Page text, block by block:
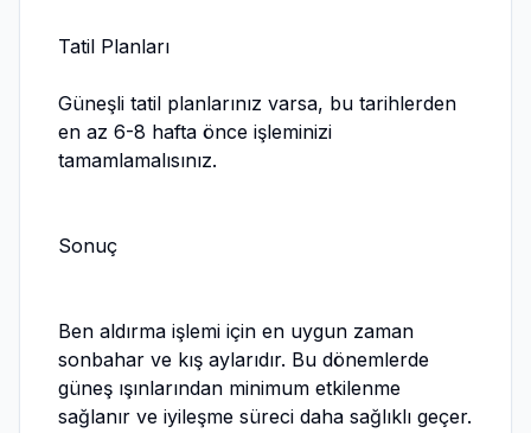
Tatil Planları
Güneşli tatil planlarınız varsa, bu tarihlerden
en az 6-8 hafta önce işleminizi
tamamlamalısınız.
Sonuç
Ben aldırma işlemi için en uygun zaman
sonbahar ve kış aylarıdır. Bu dönemlerde
güneş ışınlarından minimum etkilenme
sağlanır ve iyileşme süreci daha sağlıklı geçer.